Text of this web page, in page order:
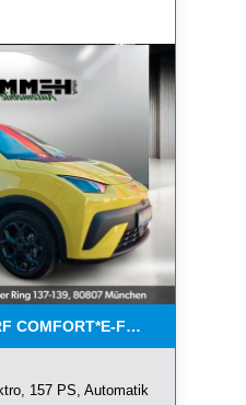
COMFORT*E-
157 PS, Automatik